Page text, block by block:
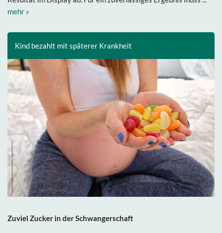
mehr »
Kind bezahlt mit späterer Krankheit
Zuviel Zucker in der Schwangerschaft